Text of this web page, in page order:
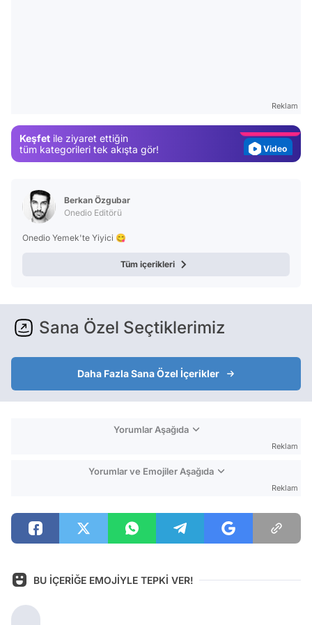
Reklam
Keşfet ile ziyaret ettiğin
tüm kategorileri tek akışta gör!
Video
Berkan Özgubar
Onedio Editörü
Onedio Yemek'te Yiyici 😋
Tüm içerikleri
Sana Özel Seçtiklerimiz
Daha Fazla Sana Özel İçerikler
Yorumlar Aşağıda
Reklam
Yorumlar ve Emojiler Aşağıda
Reklam
BU İÇERİĞE EMOJİYLE TEPKİ VER!